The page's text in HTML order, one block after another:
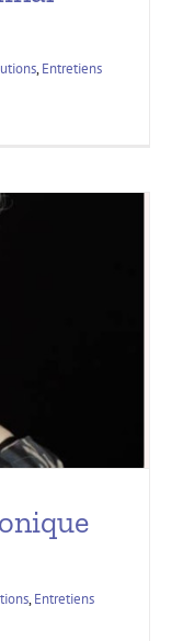
,Entretiens
,Entretiens